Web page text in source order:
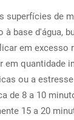
superfícies de
base d'água,
em excesso
em quantidade
ou a
de 8 a 10
15 a 20